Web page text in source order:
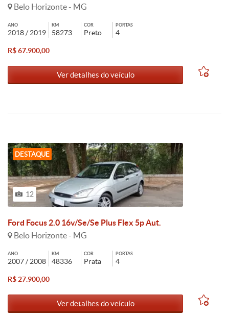
Belo Horizonte - MG
ANO
2018 / 2019
KM
58273
COR
Preto
PORTAS
4
R$ 67.900,00
Ver detalhes do veículo
DESTAQUE
12
Ford Focus 2.0 16v/Se/Se Plus Flex 5p Aut.
Belo Horizonte - MG
ANO
2007 / 2008
KM
48336
COR
Prata
PORTAS
4
R$ 27.900,00
Ver detalhes do veículo